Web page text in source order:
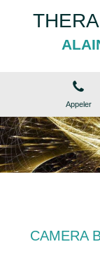
Appeler
CAMERA